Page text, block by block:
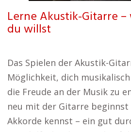
Lerne Akustik-Gitarre
du willst
Das Spielen der Akustik-
Möglichkeit, dich
die Freude an der Musik zu
neu mit der Gitarre beginnst
Akkorde kennst – ein gut